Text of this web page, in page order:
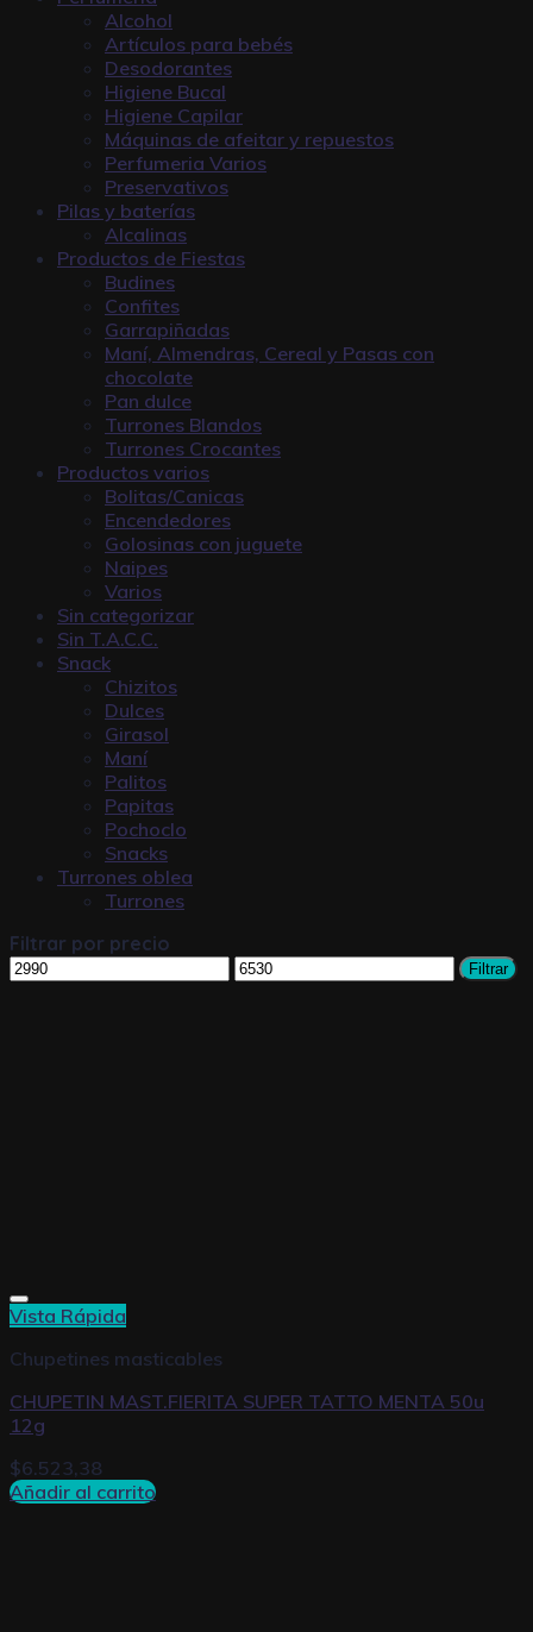
Alcohol
Artículos para bebés
Desodorantes
Higiene Bucal
Higiene Capilar
Máquinas de afeitar y repuestos
Perfumeria Varios
Preservativos
Pilas y baterías
Alcalinas
Productos de Fiestas
Budines
Confites
Garrapiñadas
Maní, Almendras, Cereal y Pasas con
chocolate
Pan dulce
Turrones Blandos
Turrones Crocantes
Productos varios
Bolitas/Canicas
Encendedores
Golosinas con juguete
Naipes
Varios
Sin categorizar
Sin T.A.C.C.
Snack
Chizitos
Dulces
Girasol
Maní
Palitos
Papitas
Pochoclo
Snacks
Turrones oblea
Turrones
Filtrar por precio
Filtrar
Vista Rápida
Chupetines masticables
CHUPETIN MAST.FIERITA SUPER TATTO MENTA 50u
12g
$6.523,38
Añadir al carrito